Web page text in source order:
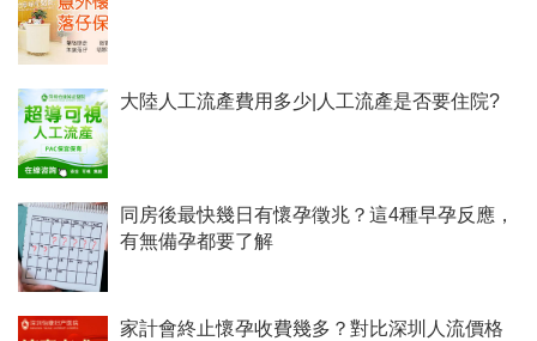
大陸人工流產費用多少|人工流產是否要住院?
同房後最快幾日有懷孕徵兆？這4種早孕反應，
有無備孕都要了解
家計會終止懷孕收費幾多？對比深圳人流價格